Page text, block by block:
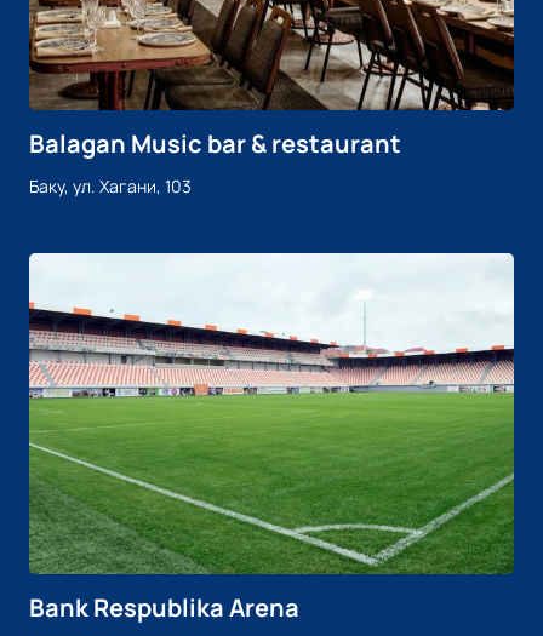
Balagan Music bar & restaurant
Баку, ул. Хагани, 103
Bank Respublika Arena